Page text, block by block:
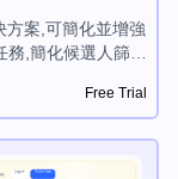
案,可簡化並增強
務,簡化候選人篩
Free Trial